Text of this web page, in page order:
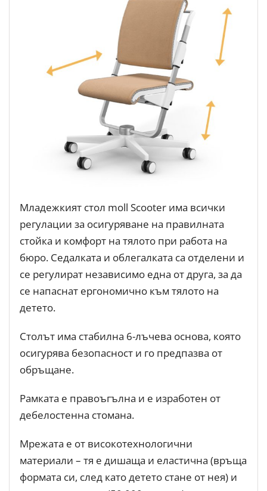
Младежкият стол moll Scooter има всички
регулации за осигуряване на правилната
стойка и комфорт на тялото при работа на
бюро. Седалката и облегалката са отделени и
се регулират независимо една от друга, за да
се напаснат ергономично към тялото на
детето.
Столът има стабилна 6-лъчева основа, която
осигурява безопасност и го предпазва от
обръщане.
Рамката е правоъгълна и е изработен от
дебелостенна стомана.
Мрежата е от високотехнологични
материали – тя е дишаща и еластична (връща
формата си, след като детето стане от нея) и